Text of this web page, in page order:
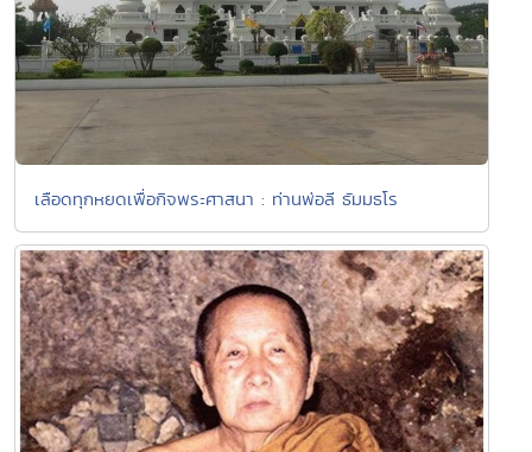
เลือดทุกหยดเพื่อกิจพระศาสนา : ท่านพ่อลี ธัมมธโร